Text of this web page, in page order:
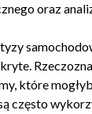
oraz
które
często